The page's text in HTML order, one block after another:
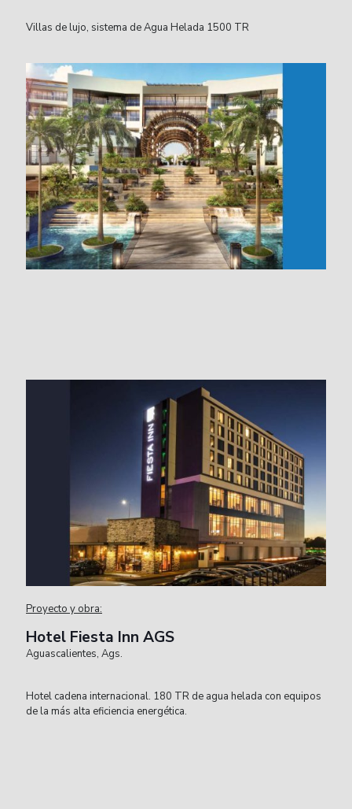
Villas de lujo, sistema de Agua Helada 1500 TR
Proyecto y obra:
Hotel Fiesta Inn AGS
Aguascalientes, Ags.
Hotel cadena internacional. 180 TR de agua helada con equipos
de la más alta eficiencia energética.